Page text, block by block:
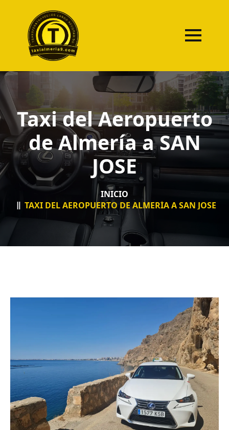
Taxi del Aeropuerto
de Almería a SAN
JOSE
INICIO
TAXI DEL AEROPUERTO DE ALMERÍA A SAN JOSE